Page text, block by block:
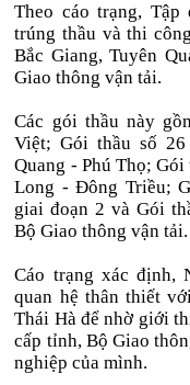
Theo cáo trạng, Tập
trúng thầu và thi
Bắc Giang, Tuyên
Giao thông vận tải.
Các gói thầu này
Việt; Gói thầu số
Quang - Phú Thọ;
Long - Đông Triều;
giai đoạn 2 và Gói
Bộ Giao thông vận tải.
Cáo trạng xác định,
quan hệ thân thiết
Thái Hà để nhờ giới
cấp tỉnh, Bộ Giao
nghiệp của mình.